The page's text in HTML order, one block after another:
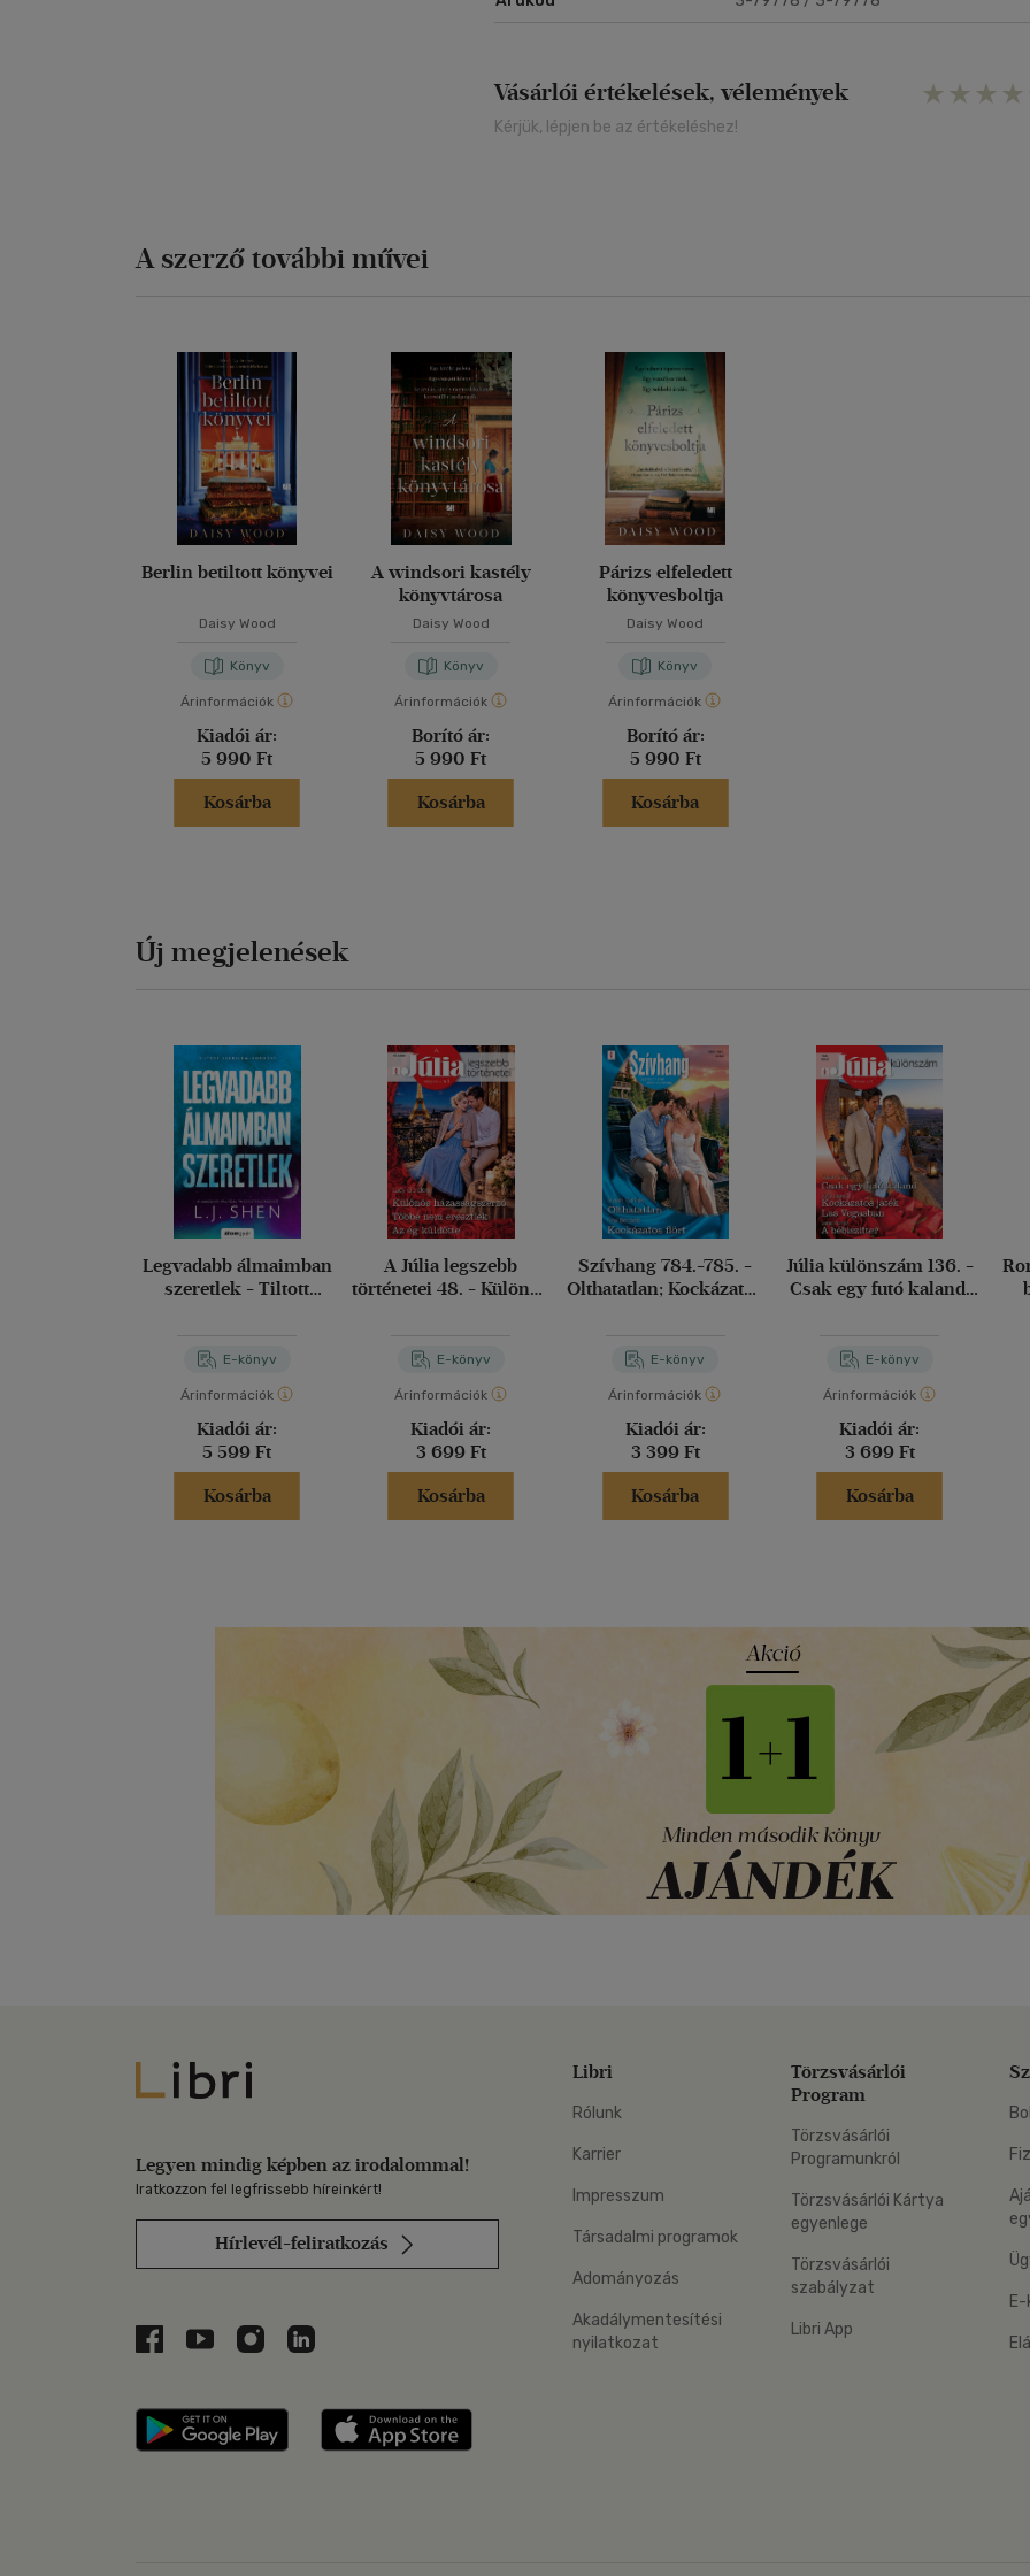
Vásárlói értékelések, vélemények
Kérjük, lépjen be az értékeléshez!
A szerző további művei
Berlin betiltott könyvei
Daisy Wood
Könyv
Árinformációk
Kiadói ár:
5 990 Ft
Kosárba
A windsori kastély
könyvtárosa
Daisy Wood
Könyv
Árinformációk
Borító ár:
5 990 Ft
Kosárba
Párizs elfeledett
könyvesboltja
Daisy Wood
Könyv
Árinformációk
Borító ár:
5 990 Ft
Kosárba
Új megjelenések
Legvadabb álmaimban
szeretlek - Tiltott
E-könyv
Árinformációk
Kiadói ár:
5 599 Ft
Kosárba
A Júlia legszebb
történetei 48. - Különös
küldötte
E-könyv
Árinformációk
Kiadói ár:
3 699 Ft
Kosárba
Szívhang 784.-785. -
Olthatatlan; Kockázatos
E-könyv
Árinformációk
Kiadói ár:
3 399 Ft
Kosárba
Júlia különszám 136. -
Csak egy futó kaland;
E-könyv
Árinformációk
Kiadói ár:
3 699 Ft
Kosárba
Libri
Legyen mindig képben az irodalommal!
Iratkozzon fel legfrissebb híreinkért!
Hírlevél-feliratkozás
Libri a Facebookon
Libri a Youtube-on
Libri az Instagramon
Libri a LinkedInen
Libri applikáció Szerezd meg: Google Play
Libri
Rólunk
Karrier
Impresszum
Társadalmi programok
Adományozás
Akadálymentesítési
nyilatkozat
Törzsvásárlói
Program
Törzsvásárlói
Programunkról
Törzsvásárlói Kártya
egyenlege
Törzsvásárlói
szabályzat
Libri App